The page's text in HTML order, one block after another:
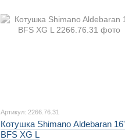
Артикул: 2266.76.31
Котушка Shimano Aldebaran 16'
BFS XG L